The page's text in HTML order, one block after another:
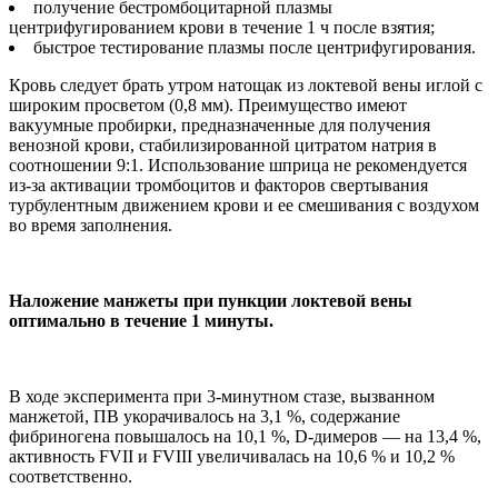
получение бестромбоцитарной плазмы
центрифугированием крови в течение 1 ч после взятия;
быстрое тестирование плазмы после центрифугирования.
Кровь следует брать утром натощак из локтевой вены иглой с
широким просветом (0,8 мм). Преимущество имеют
вакуумные пробирки, предназначенные для получения
венозной крови, стабилизированной цитратом натрия в
соотношении 9:1. Использование шприца не рекомендуется
из-за активации тромбоцитов и факторов свертывания
турбулентным движением крови и ее смешивания с воздухом
во время заполнения.
Наложение манжеты при пункции локтевой вены
оптимально в течение 1 минуты.
В ходе эксперимента при 3-минутном стазе, вызванном
манжетой, ПВ укорачивалось на 3,1 %, содержание
фибриногена повышалось на 10,1 %, D-димеров — на 13,4 %,
активность FVII и FVIII увеличивалась на 10,6 % и 10,2 %
соответственно.